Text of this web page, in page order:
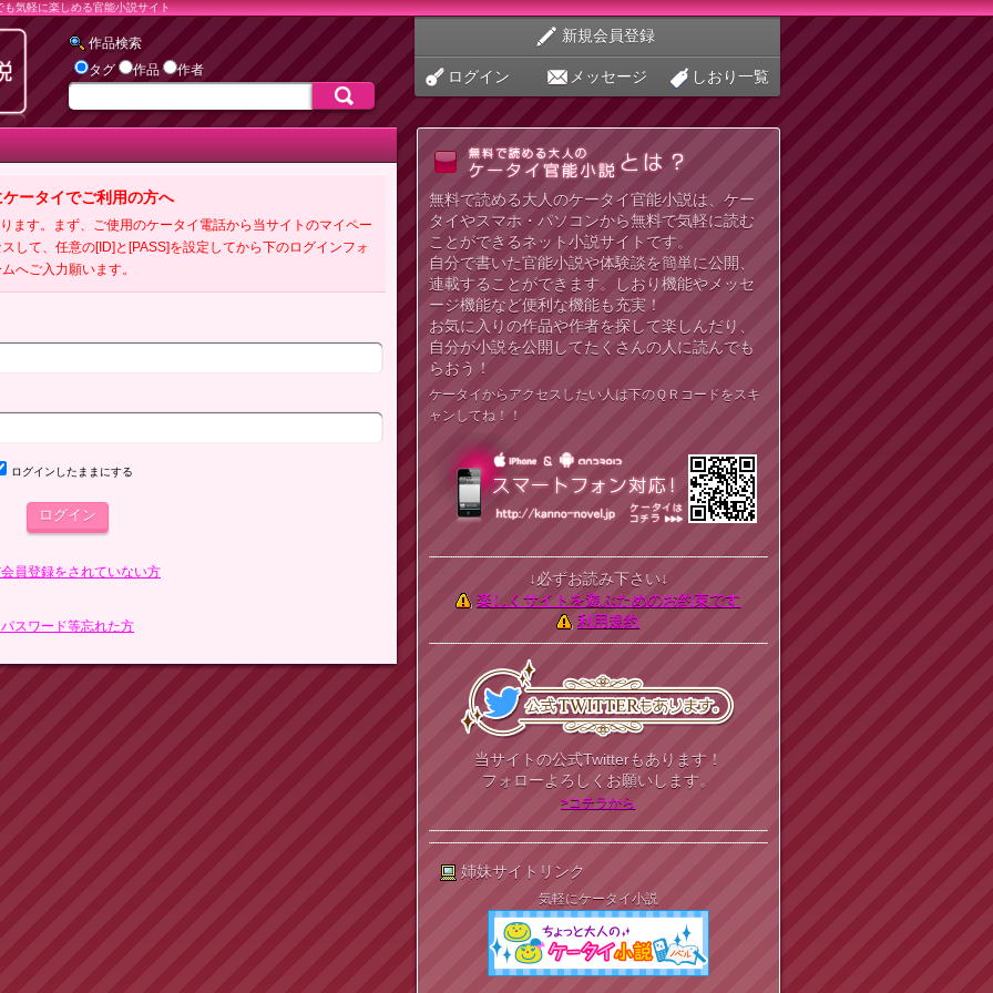
気軽に楽しめる官能小説サイト
作品検索
タグ
作品 作者
新規会員登録
ログイン メッセージ しおり一覧
ータイでご利用の方へ
ます。まず、ご使用のケータイ電話から当サイトのマイペー
して、任意の[ID]と[PASS]を設定してから下のログインフォ
へご入力願います。
ログインしたままにする
員登録をされていない方
スワード等忘れた方
無料で読める大人のケータイ官能小説は、ケー
タイやスマホ・パソコンから無料で気軽に読む
ことができるネット小説サイトです。
自分で書いた官能小説や体験談を簡単に公開、
連載することができます。しおり機能やメッセ
ージ機能など便利な機能も充実！
お気に入りの作品や作者を探して楽しんだり、
自分が小説を公開してたくさんの人に読んでも
らおう！
ケータイからアクセスしたい人は下のＱＲコードをスキ
ャンしてね！！
↓必ずお読み下さい↓
楽しくサイトを遊ぶためのお約束です
利用規約
当サイトの公式Twitterもあります！
フォローよろしくお願いします。
>コチラから
姉妹サイトリンク
気軽にケータイ小説